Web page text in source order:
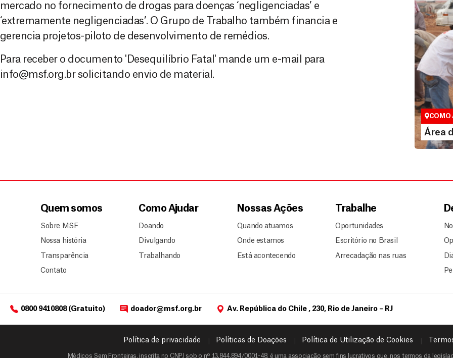
mercado no fornecimento de drogas para doenças ‘negligenciadas’ e
‘extremamente negligenciadas’. O Grupo de Trabalho também financia e
gerencia projetos-piloto de desenvolvimento de remédios.
Para receber o documento 'Desequilíbrio Fatal' mande um e-mail para
info@msf.org.br solicitando envio de material.
Área
Espaço
COMO
Área
Quem somos
Sobre MSF
Nossa história
Transparência
Contato
Como Ajudar
Doando
Divulgando
Trabalhando
Nossas Ações
Quando atuamos
Onde estamos
Está acontecendo
Trabalhe
Oportunidades
Escritório no Brasil
Arrecadação nas ruas
0800 9410808 (Gratuito) doador@msf.org.br Av. República do Chile , 230, Rio de Janeiro – RJ
Política de privacidade Políticas de Doações Política de Utilização de Cookies
Médicos Sem Fronteiras, inscrita no CNPJ sob o nº 13.844.894/0001-48, é uma associação sem fins lucrativos que, nos termos da